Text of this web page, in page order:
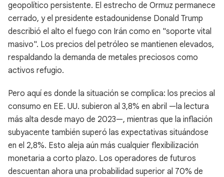
geopolítico persistente. El estrecho de Ormuz permanece
cerrado, y el presidente estadounidense Donald Trump
describió el alto el fuego con Irán como en "soporte vital
masivo". Los precios del petróleo se mantienen elevados,
respaldando la demanda de metales preciosos como
activos refugio.
Pero aquí es donde la situación se complica: los precios al
consumo en EE. UU. subieron al 3,8% en abril —la lectura
más alta desde mayo de 2023—, mientras que la inflación
subyacente también superó las expectativas situándose
en el 2,8%. Esto aleja aún más cualquier flexibilización
monetaria a corto plazo. Los operadores de futuros
descuentan ahora una probabilidad superior al 70% de